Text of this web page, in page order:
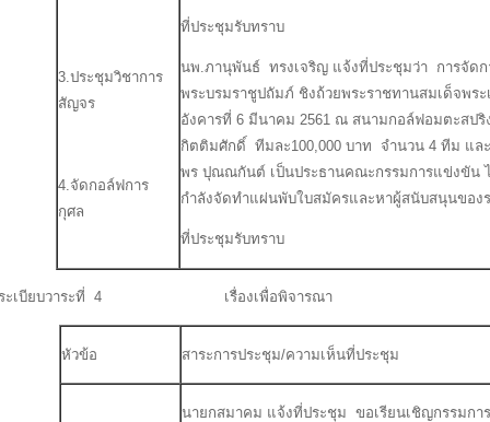
3.ประชุมวิชาการ
สัญจร
4.จัดกอล์ฟการ
กุศล
ที่ประชุมรับทราบ
นพ.ภานุพันธ์ ทรงเจริญ แจ้งที่ประชุมว่า การจัด
พระบรมราชูปถัมภ์ ชิงถ้วยพระราชทานสมเด็จพร
อังคารที่ 6 มีนาคม 2561 ณ สนามกอล์ฟอมตะสป
กิตติมศักดิ์ ทีมละ100,000 บาท จำนวน 4 ทีม แล
พร ปุณณกันต์ เป็นประธานคณะกรรมการแข่งขัน
กำลังจัดทำแผ่นพับใบสมัครและหาผู้สนับสนุนของร
ที่ประชุมรับทราบ
ะเบียบวาระที่ 4 เรื่องเพื่อพิจารณา
หัวข้อ สาระการประชุม/ความเห็นที่ประชุม
นายกสมาคม แจ้งที่ประชุม ขอเรียนเชิญกรรมกา